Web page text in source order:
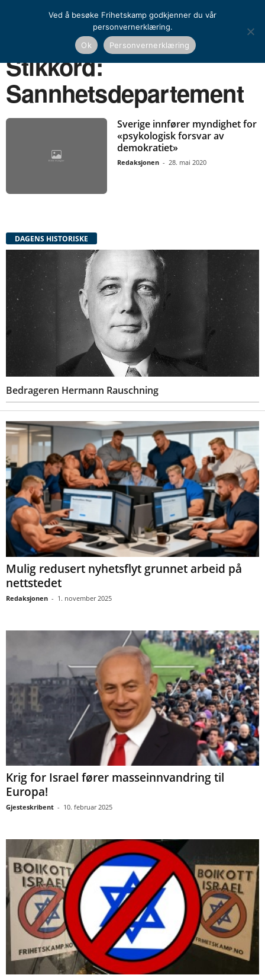
Sannhetsdepartement
Stikkord:
Sannhetsdepartement
Sverige innfører myndighet for
«psykologisk forsvar av
demokratiet»
Redaksjonen - 28. mai 2020
DAGENS HISTORISKE
Bedrageren Hermann Rauschning
Mulig redusert nyhetsflyt grunnet arbeid på
nettstedet
Redaksjonen - 1. november 2025
Krig for Israel fører masseinnvandring til
Europa!
Gjesteskribent - 10. februar 2025
Ved å besøke Frihetskamp godkjenner du vår
personvernerklæring.
Ok
Personvernerklæring